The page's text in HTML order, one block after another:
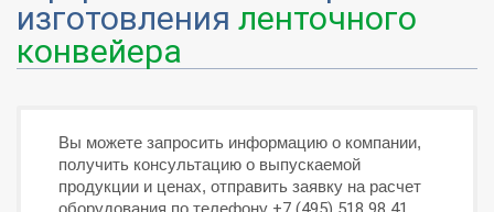
изготовления ленточного
конвейера
Вы можете запросить информацию о компании,
получить консультацию о выпускаемой
продукции и ценах, отправить заявку на расчет